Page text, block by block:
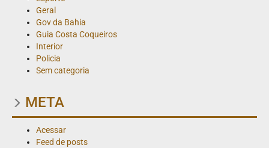
Geral
Gov da Bahia
Guia Costa Coqueiros
Interior
Policia
Sem categoria
META
Acessar
Feed de posts